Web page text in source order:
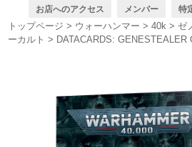
お店へのアクセス メンバー 特
トップページ > ウォーハンマー >40k >ゼ
ーカルト > DATACARDS: GENESTEALER